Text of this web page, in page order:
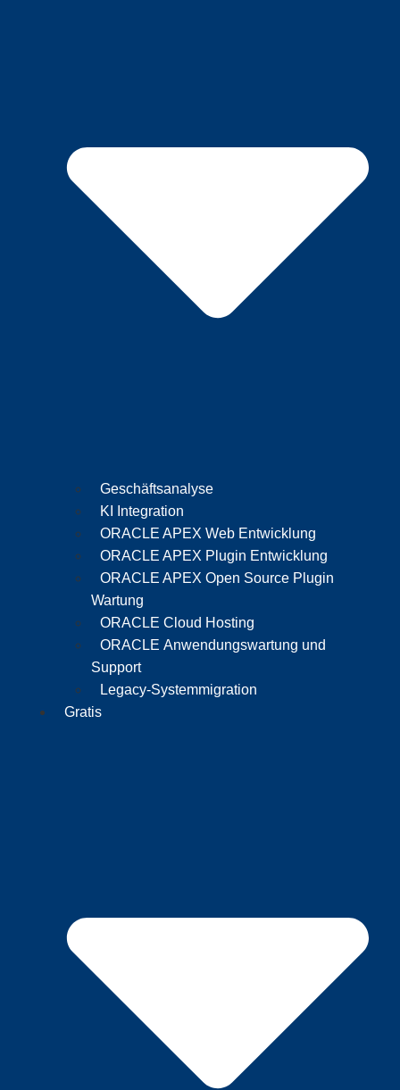
Geschäftsanalyse
KI Integration
ORACLE APEX Web Entwicklung
ORACLE APEX Plugin Entwicklung
ORACLE APEX Open Source Plugin
Wartung
ORACLE Cloud Hosting
ORACLE Anwendungswartung und
Support
Legacy-Systemmigration
Gratis